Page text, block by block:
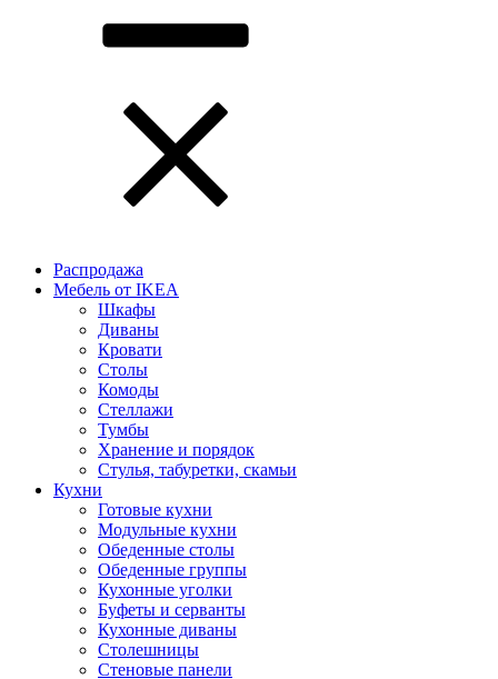
Распродажа
Мебель от IKEA
Шкафы
Диваны
Кровати
Столы
Комоды
Стеллажи
Тумбы
Хранение и порядок
Стулья, табуретки, скамьи
Кухни
Готовые кухни
Модульные кухни
Обеденные столы
Обеденные группы
Кухонные уголки
Буфеты и серванты
Кухонные диваны
Столешницы
Стеновые панели